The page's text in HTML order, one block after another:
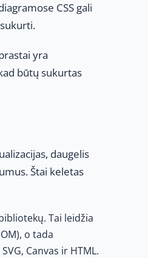
CSS gali
yra
būtų sukurtas
daugelis
Štai keletas
Tai leidžia
o tada
Canvas ir HTML.